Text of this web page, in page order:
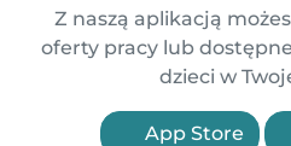
Z naszą aplikacją
oferty pracy lub
dzieci w
App Store